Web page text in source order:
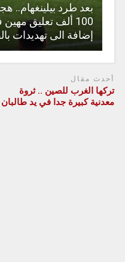
بعد طرد
100 ألف تعليق
إضافة الى تهديدات
أحدث مقال
تركها الغرب للصين‏ .. ثروة
معدنية كبيرة جدا في يد طالبان